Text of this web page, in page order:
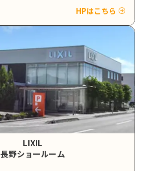
HPはこちら
LIXIL
長野ショールーム